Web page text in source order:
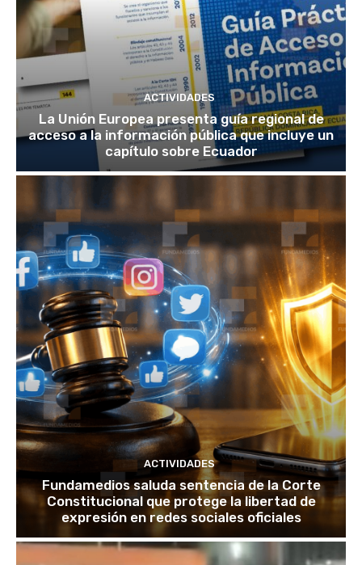
ACTIVIDADES
La Unión Europea presenta guía regional de
acceso a la información pública que incluye un
capítulo sobre Ecuador
ACTIVIDADES
Fundamedios saluda sentencia de la Corte
Constitucional que protege la libertad de
expresión en redes sociales oficiales